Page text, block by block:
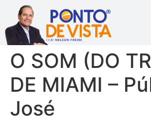
O SOM (DO
DE MIAMI –
José